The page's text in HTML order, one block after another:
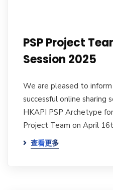
PSP Project
Session 2025
We are pleased to
successful online sharing
HKAPI PSP Archetype
Project Team on April
查看更多